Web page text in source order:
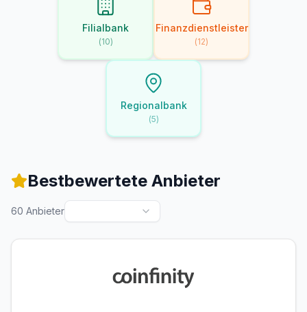
Filialbank
(10)
Finanzdienstleister
(12)
Regionalbank
(5)
Bestbewertete Anbieter
60 Anbieter